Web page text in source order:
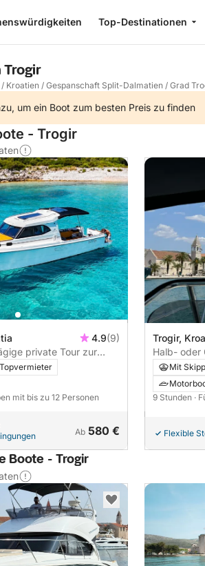
Top-Destinationen
Trogir
/ Kroatien / Gespanschaft Split-Dalmatien / Grad
um ein Boot zum besten Preis zu finden
- Trogir
4.9(9)
private Tour zur
Topvermieter
mit bis zu 12 Personen
Ab 580 €
Trogir,
Halb- oder
ab Trogir
Mit
9 Stunden ·
Flexible
Boote - Trogir